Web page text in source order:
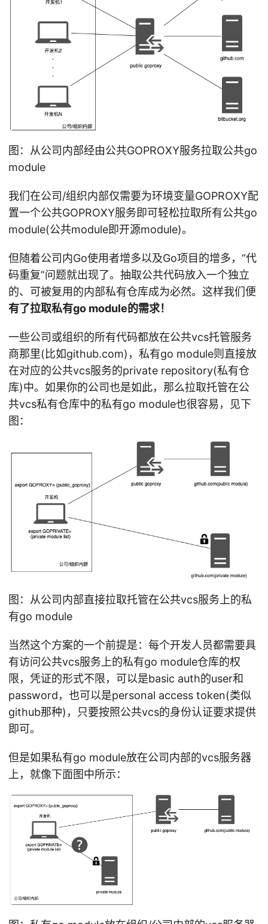
图：从公司内部经由公共GOPROXY服务拉取公共go
module
我们在公司/组织内部仅需要为环境变量GOPROXY配
置一个公共GOPROXY服务即可轻松拉取所有公共go
module(公共module即开源module)。
但随着公司内Go使用者增多以及Go项目的增多，“代
码重复”问题就出现了。抽取公共代码放入一个独立
的、可被复用的内部私有仓库成为必然。这样我们便
有了拉取私有go module的需求！
一些公司或组织的所有代码都放在公共vcs托管服务
商那里(比如github.com)，私有go module则直接放
在对应的公共vcs服务的private repository(私有仓
库)中。如果你的公司也是如此，那么拉取托管在公
共vcs私有仓库中的私有go module也很容易，见下
图：
图：从公司内部直接拉取托管在公共vcs服务上的私
有go module
当然这个方案的一个前提是：每个开发人员都需要具
有访问公共vcs服务上的私有go module仓库的权
限，凭证的形式不限，可以是basic auth的user和
password，也可以是personal access token(类似
github那种)，只要按照公共vcs的身份认证要求提供
即可。
但是如果私有go module放在公司内部的vcs服务器
上，就像下面图中所示：